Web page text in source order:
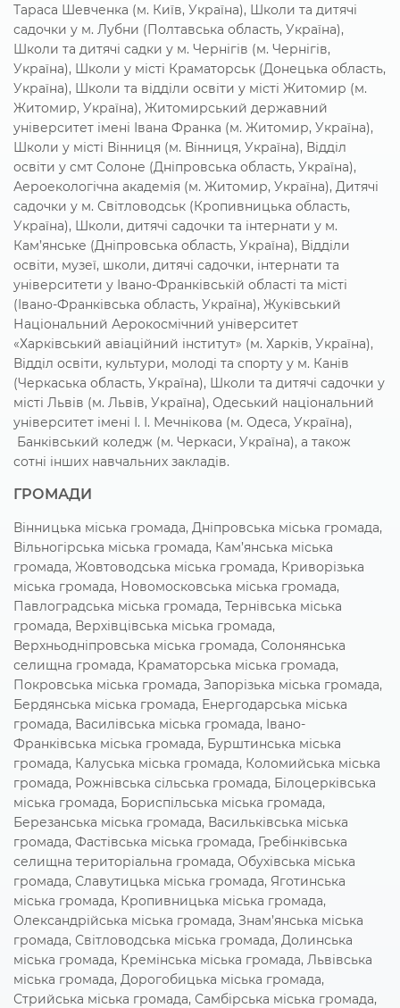
Тараса Шевченка (м. Київ, Україна), Школи та дитячі
садочки у м. Лубни (Полтавська область, Україна),
Школи та дитячі садки у м. Чернігів (м. Чернігів,
Україна), Школи у місті Краматорськ (Донецька область,
Україна), Школи та відділи освіти у місті Житомир (м.
Житомир, Україна), Житомирський державний
університет імені Івана Франка (м. Житомир, Україна),
Школи у місті Вінниця (м. Вінниця, Україна), Відділ
освіти у смт Солоне (Дніпровська область, Україна),
Аероекологічна академія (м. Житомир, Україна), Дитячі
садочки у м. Світловодськ (Кропивницька область,
Україна), Школи, дитячі садочки та інтернати у м.
Кам’янське (Дніпровська область, Україна), Відділи
освіти, музеї, школи, дитячі садочки, інтернати та
університети у Івано-Франківській області та місті
(Івано-Франківська область, Україна), Жуківський
Національний Аерокосмічний університет
«Харківський авіаційний інститут» (м. Харків, Україна),
Відділ освіти, культури, молоді та спорту у м. Канів
(Черкаська область, Україна), Школи та дитячі садочки у
місті Львів (м. Львів, Україна), Одеський національний
університет імені І. І. Мечнікова (м. Одеса, Україна),
Банківський коледж (м. Черкаси, Україна), а також
сотні інших навчальних закладів.
ГРОМАДИ
Вінницька міська громада, Дніпровська міська громада,
Вільногірська міська громада, Кам’янська міська
громада, Жовтоводська міська громада, Криворізька
міська громада, Новомосковська міська громада,
Павлоградська міська громада, Тернівська міська
громада, Верхівцівська міська громада,
Верхньодніпровська міська громада, Солонянська
селищна громада, Краматорська міська громада,
Покровська міська громада, Запорізька міська громада,
Бердянська міська громада, Енергодарська міська
громада, Василівська міська громада, Івано-
Франківська міська громада, Бурштинська міська
громада, Калуська міська громада, Коломийська міська
громада, Рожнівська сільська громада, Білоцерківська
міська громада, Бориспільська міська громада,
Березанська міська громада, Васильківська міська
громада, Фастівська міська громада, Гребінківська
селищна територіальна громада, Обухівська міська
громада, Славутицька міська громада, Яготинська
міська громада, Кропивницька міська громада,
Олександрійська міська громада, Знам’янська міська
громада, Світловодська міська громада, Долинська
міська громада, Кремінська міська громада, Львівська
міська громада, Дорогобицька міська громада,
Стрийська міська громада, Самбірська міська громада,